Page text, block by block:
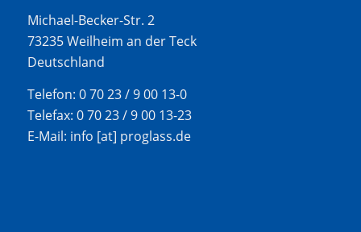
Michael-Becker-Str. 2
73235 Weilheim an der Teck
Deutschland
Telefon: 0 70 23 / 9 00 13-0
Telefax: 0 70 23 / 9 00 13-23
E-Mail: info [at] proglass.de